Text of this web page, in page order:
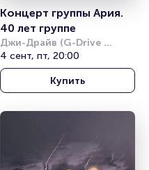
Концерт группы Ария.
40 лет группе
Джи-Драйв (G-Drive
Арена)
4 сент, пт, 20:00
Купить